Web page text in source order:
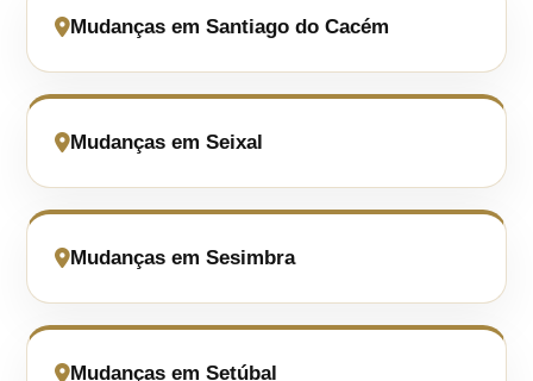
Mudanças em Santiago do Cacém
Mudanças em Seixal
Mudanças em Sesimbra
Mudanças em Setúbal